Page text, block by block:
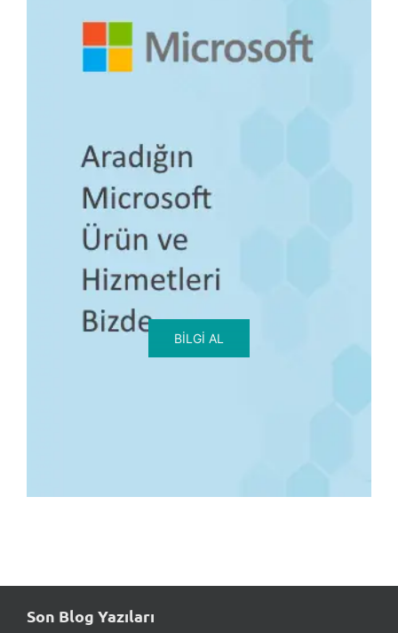
BILGI AL
Son Blog Yazıları